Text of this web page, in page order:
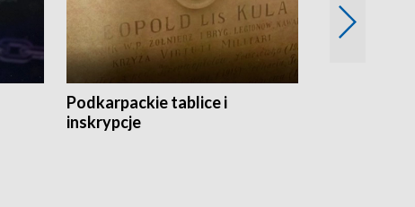
Podkarpackie tablice i
inskrypcje